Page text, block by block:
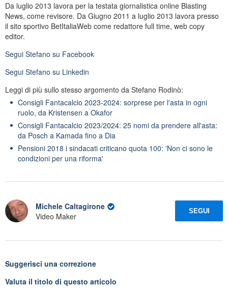
Da luglio 2013 lavora per la testata giornalistica online Blasting
News, come revisore. Da Giugno 2011 a luglio 2013 lavora presso
il sito sportivo BetItaliaWeb come redattore full time, web copy
editor.
Segui Stefano su Facebook
Segui Stefano su Linkedin
Leggi di più sullo stesso argomento da Stefano Rodinò:
Consigli Fantacalcio 2023-2024: sorprese per l'asta in ogni
ruolo, da Kristensen a Okafor
Consigli Fantacalcio 2023/2024: 25 nomi da prendere all'asta:
da Posch a Kamada fino a Dia
Pensioni 2018 i sindacati criticano quota 100: 'Non ci sono le
condizioni per una riforma'
Michele Caltagirone
Video Maker
SEGUI
Suggerisci una correzione
Valuta il titolo di questo articolo